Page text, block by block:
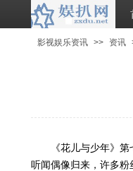
影视娱乐资讯 >> 资讯
《花儿与少年》
听闻偶像归来，许多粉